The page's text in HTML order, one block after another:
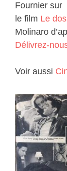
Fournier sur
le film Le
Molinaro
Délivrez-
Voir aussi